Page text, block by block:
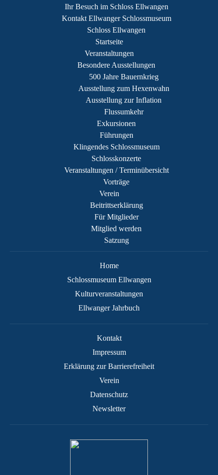
Ihr Besuch im Schloss Ellwangen
Kontakt Ellwanger Schlossmuseum
Schloss Ellwangen
Startseite
Veranstaltungen
Besondere Ausstellungen
500 Jahre Bauernkrieg
Ausstellung zum Hexenwahn
Ausstellung zur Inflation
Flussumkehr
Exkursionen
Führungen
Klingendes Schlossmuseum
Schlosskonzerte
Veranstaltungen / Terminübersicht
Vorträge
Verein
Beitrittserklärung
Für Mitglieder
Mitglied werden
Satzung
Home
Schlossmuseum Ellwangen
Kulturveranstaltungen
Ellwanger Jahrbuch
Kontakt
Impressum
Erklärung zur Barrierefreiheit
Verein
Datenschutz
Newsletter